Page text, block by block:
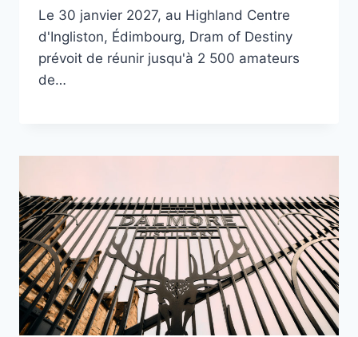
Le 30 janvier 2027, au Highland Centre
d'Ingliston, Édimbourg, Dram of Destiny
prévoit de réunir jusqu'à 2 500 amateurs
de…